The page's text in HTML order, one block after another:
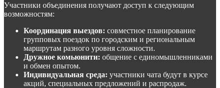
Участники объединения получают доступ к следующим
возможностям:
Координация выездов: совместное планирование
групповых поездок по городским и региональным
маршрутам разного уровня сложности.
Дружное комьюнити: общение с единомышленниками
и обмен опытом.
Индивидуальная среда: участники чата будут в курсе
акций, специальных предложений и распродаж.